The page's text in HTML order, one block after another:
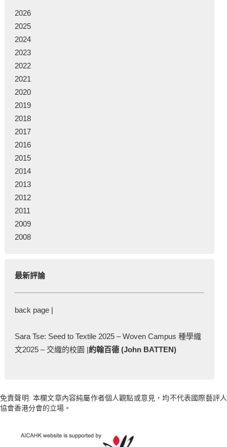
2026
2025
2024
2023
2022
2021
2020
2019
2018
2017
2016
2015
2014
2013
2012
2011
2009
2008
最新評論
back page |
Sara Tse: Seed to Textile 2025 – Woven Campus 種學織
文2025 – 交織的校園 |約翰百德 (John BATTEN)
免責聲明: 本欄文章內容純屬作者個人觀點或意見，均不代表國際藝評人
協會香港分會的立場。